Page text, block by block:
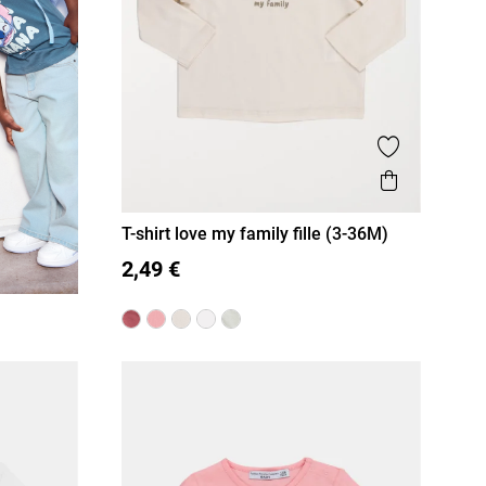
Ajouter
Aperçu
3M 6M 12M 18M 36M
T-shirt love my family fille (3-36M)
2,49 €